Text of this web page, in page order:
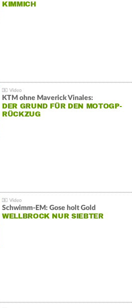
KIMMICH
KTM ohne Maverick Vinales:
DER GRUND FÜR DEN MOTOGP-
RÜCKZUG
Schwimm-EM: Gose holt Gold
WELLBROCK NUR SIEBTER